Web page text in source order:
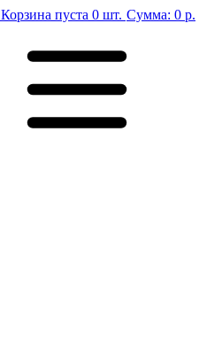
Корзина пуста 0 шт. Сумма: 0 р.